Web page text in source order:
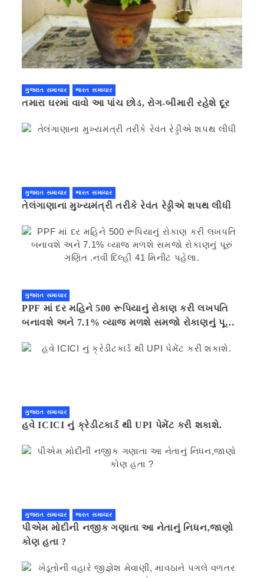
ગુજરાત સમાચાર ભારત સમાચાર
તમારા ઘરમાં વાવો આ પાંચ છોડ, રોગ-બીમારી રહેશે દૂર
ગુજરાત સમાચાર ભારત સમાચાર
તેલંગાણાના મુખ્યમંત્રી તરીકે રેવંત રેડ્ડીએ શપથ લીધી
ગુજરાત સમાચાર
PPF માં દર મહિને 500 રૂપિયાનું રોકાણ કરી લખપતિ
બનાવશે અને 7.1% વ્યાજ મળશે સમજો રોકાણનું પૂરું
ગુજરાત સમાચાર
હવે ICICI નું ક્રેડીટકાર્ડ થી UPI પેમેંટ કરી શકાશે.
ગુજરાત સમાચાર ભારત સમાચાર
પીએમ મોદીની નજીક ગણાતા આ નેતાનું નિધન,જાણો
કોણ હતા ?